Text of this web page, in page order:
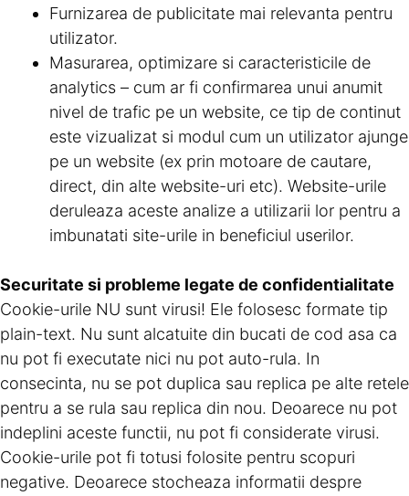
Furnizarea de publicitate mai relevanta pentru
utilizator.
Masurarea, optimizare si caracteristicile de
analytics – cum ar fi confirmarea unui anumit
nivel de trafic pe un website, ce tip de continut
este vizualizat si modul cum un utilizator ajunge
pe un website (ex prin motoare de cautare,
direct, din alte website-uri etc). Website-urile
deruleaza aceste analize a utilizarii lor pentru a
imbunatati site-urile in beneficiul userilor.
Securitate si probleme legate de confidentialitate
Cookie-urile NU sunt virusi! Ele folosesc formate tip
plain-text. Nu sunt alcatuite din bucati de cod asa ca
nu pot fi executate nici nu pot auto-rula. In
consecinta, nu se pot duplica sau replica pe alte retele
pentru a se rula sau replica din nou. Deoarece nu pot
indeplini aceste functii, nu pot fi considerate virusi.
Cookie-urile pot fi totusi folosite pentru scopuri
negative. Deoarece stocheaza informatii despre